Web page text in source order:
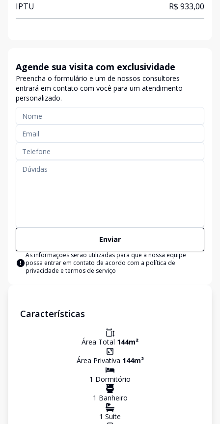
IPTU R$ 933,00
Agende sua visita com exclusividade
Preencha o formulário e um de nossos consultores
entrará em contato com você para um atendimento
personalizado.
Enviar
As informações serão utilizadas para que a nossa equipe
possa entrar em contato de acordo com a política de
privacidade e termos de serviço
Características
Área Total 144m²
Área Privativa 144m²
1 Dormitório
1 Banheiro
1 Suíte